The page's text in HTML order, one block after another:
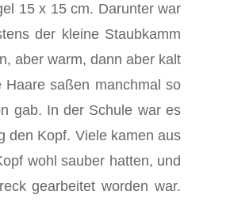
15 x 15 cm. Darunter war
der kleine Staubkamm
aber warm, dann aber kalt
saßen manchmal so
gab. In der Schule war es
den Kopf. Viele kamen aus
wohl sauber hatten, und
gearbeitet worden war.